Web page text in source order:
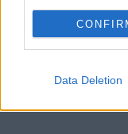
Data Deletion
©